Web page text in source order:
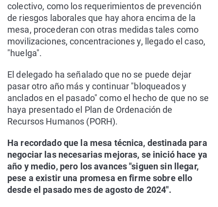
colectivo, como los requerimientos de prevención
de riesgos laborales que hay ahora encima de la
mesa, procederan con otras medidas tales como
movilizaciones, concentraciones y, llegado el caso,
"huelga".
El delegado ha señalado que no se puede dejar
pasar otro año más y continuar "bloqueados y
anclados en el pasado" como el hecho de que no se
haya presentado el Plan de Ordenación de
Recursos Humanos (PORH).
Ha recordado que la mesa técnica, destinada para
negociar las necesarias mejoras, se inició hace ya
año y medio, pero los avances "siguen sin llegar,
pese a existir una promesa en firme sobre ello
desde el pasado mes de agosto de 2024".